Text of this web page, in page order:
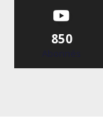
850
Abonnés